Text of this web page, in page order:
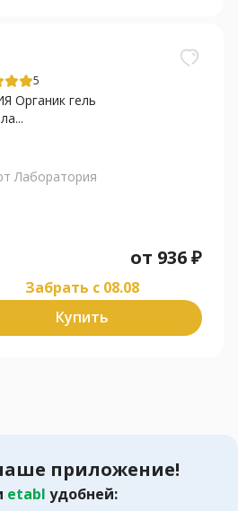
5
Органик гель
Лаборатория
от 936₽
Забрать c 08.08
Купить
приложение!
etabl удобней: